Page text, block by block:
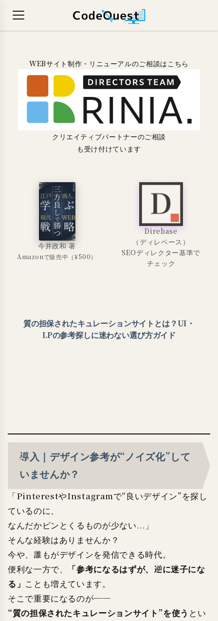
今井政和 著
Amazonで販売中（¥500）
WEBサイト制作・リニューアルのご相談はこちら
クリエイティブパートナーのご相談
も受け付けています
Direbase
（ディレベース）
SEOディレクター基準で
チェック
質の担保されたキュレーションサイトとは？UI・
LPの参考探しに迷わない選び方ガイド
導入｜デザイン参考が“ノイズ化”して
いませんか？
「PinterestやInstagramで“良いデザイン”を探し
ているのに、
なんだかピンとくるものが少ない…」
そんな経験はありませんか？
今や、誰もがデザインを発信できる時代。
便利な一方で、
「参考になるはずが、逆に迷子にな
る」 ことも増えています。
そこで重要になるのが──
“質の担保されたキュレーションサイト”を使う とい